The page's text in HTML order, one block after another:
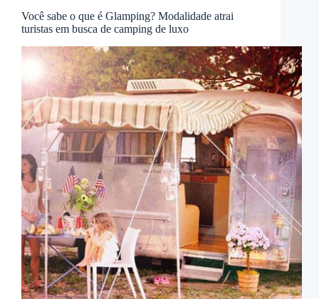
Você sabe o que é Glamping? Modalidade atrai
turistas em busca de camping de luxo